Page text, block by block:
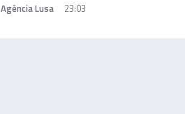
Agência Lusa 23:03